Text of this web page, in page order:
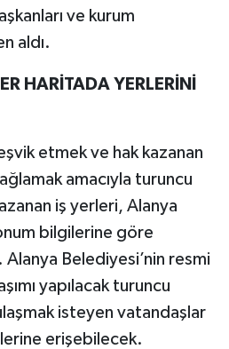
ve kurum
aldı.
HARİTADA YERLERİNİ
etmek ve hak kazanan
amacıyla turuncu
iş yerleri, Alanya
bilgilerine göre
Belediyesi’nin resmi
yapılacak turuncu
isteyen vatandaşlar
erişebilecek.